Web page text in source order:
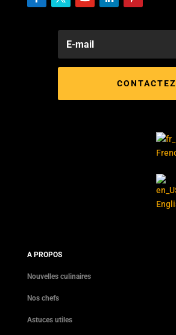
A PROPOS
Nouvelles culinaires
Nos chefs
Astuces utiles